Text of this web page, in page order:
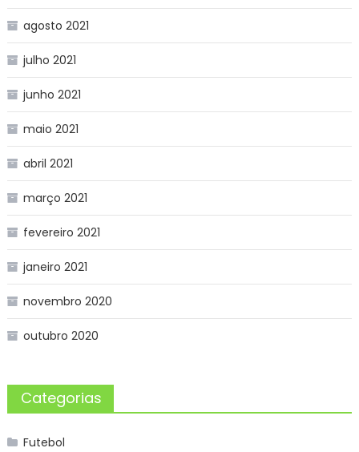
agosto 2021
julho 2021
junho 2021
maio 2021
abril 2021
março 2021
fevereiro 2021
janeiro 2021
novembro 2020
outubro 2020
Categorias
Futebol